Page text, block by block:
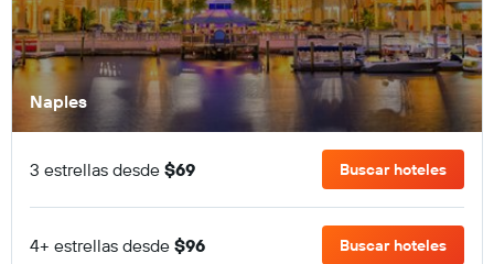
Naples
3 estrellas desde $69 Buscar hoteles
4+ estrellas desde $96 Buscar hoteles